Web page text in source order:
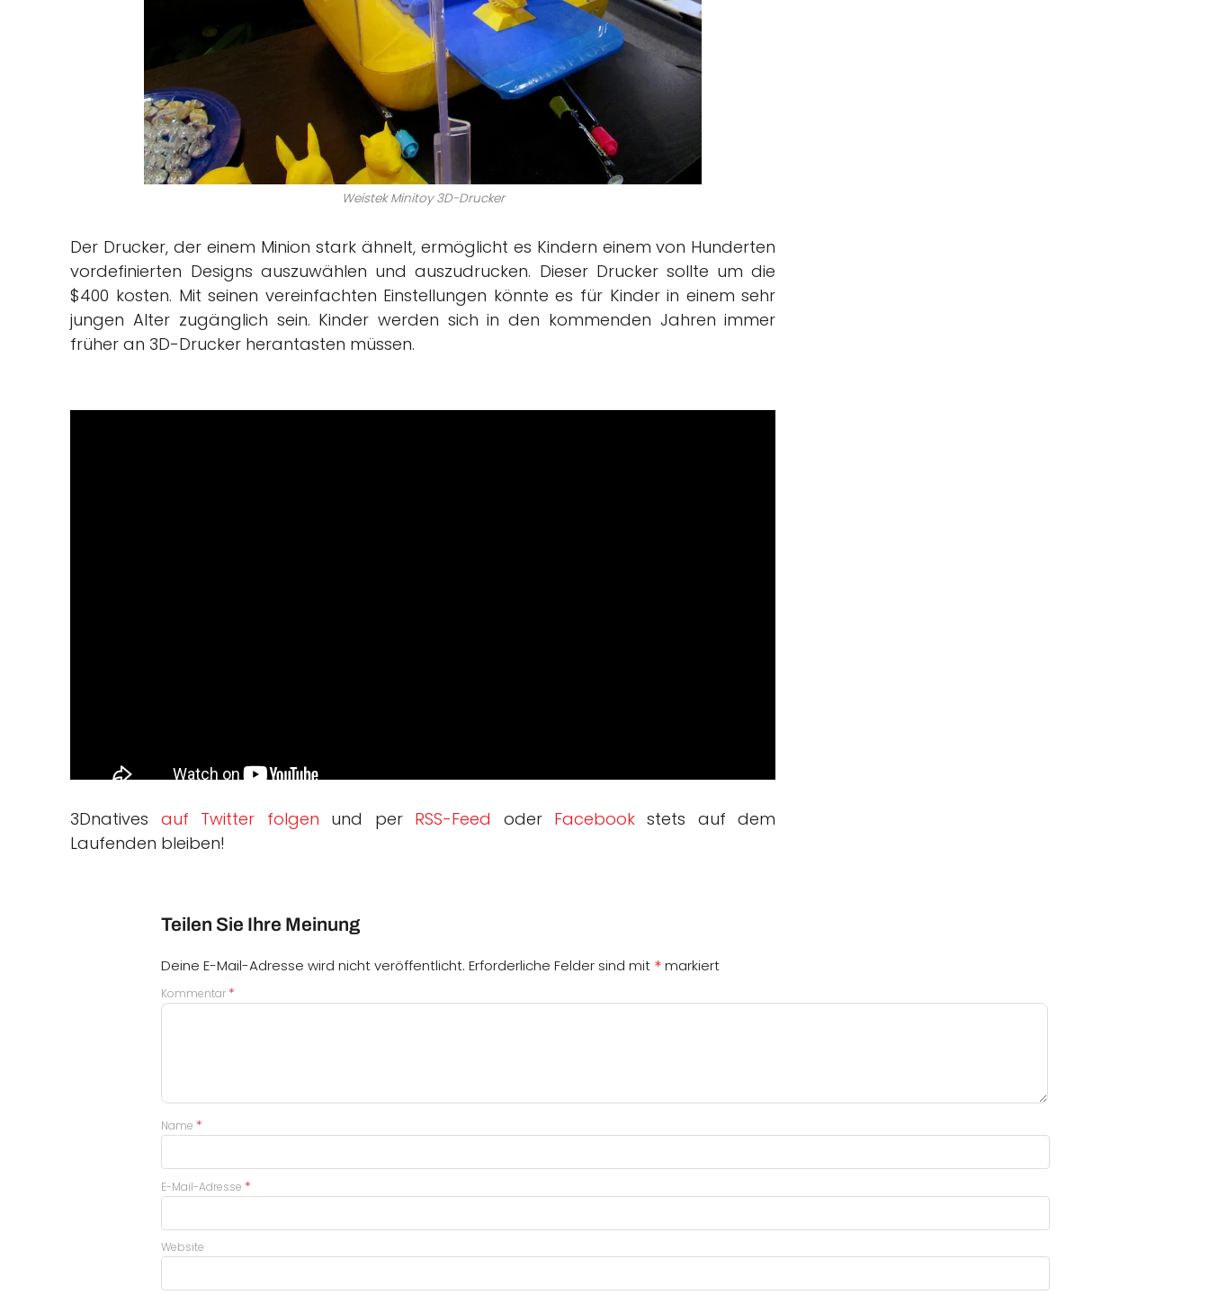
Weistek Minitoy 3D-Drucker
Der Drucker, der einem Minion stark ähnelt, ermöglicht es Kindern einem von Hunderten
vordefinierten Designs auszuwählen und auszudrucken. Dieser Drucker sollte um die
$400 kosten. Mit seinen vereinfachten Einstellungen könnte es für Kinder in einem sehr
jungen Alter zugänglich sein. Kinder werden sich in den kommenden Jahren immer
früher an 3D-Drucker herantasten müssen.
3Dnatives auf Twitter folgen und per RSS-Feed oder Facebook stets auf dem
Laufenden bleiben!
Teilen Sie Ihre Meinung
Deine E-Mail-Adresse wird nicht veröffentlicht. Erforderliche Felder sind mit *markiert
Kommentar *
Name *
E-Mail-Adresse *
Website